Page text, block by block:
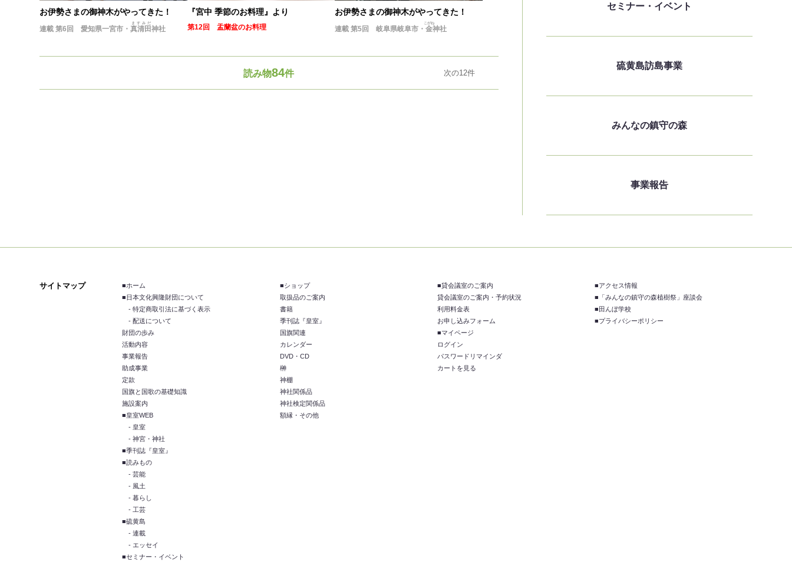
お伊勢さまの御神木がやってきた！
連載 第6回 愛知県一宮市・真清田
ますみだ
神社
『宮中 季節のお料理』より
第12回 盂蘭盆のお料理
お伊勢さまの御神木がやってきた！
連載 第5回 岐阜県岐阜市・金
こがね
神社
読み物84件 次の12件
セミナー・イベント
硫黄島訪島事業
みんなの鎮守の森
事業報告
サイトマップ
■ホーム
■日本文化興隆財団について
- 特定商取引法に基づく表示
- 配送について
財団の歩み
活動内容
事業報告
助成事業
定款
国旗と国歌の基礎知識
施設案内
■皇室WEB
- 皇室
- 神宮・神社
■季刊誌『皇室』
■読みもの
- 芸能
- 風土
- 暮らし
- 工芸
■硫黄島
- 連載
- エッセイ
■セミナー・イベント
■ショップ
取扱品のご案内
書籍
季刊誌『皇室』
国旗関連
カレンダー
DVD・CD
榊
神棚
神社関係品
神社検定関係品
額縁・その他
■貸会議室のご案内
貸会議室のご案内・予約状況
利用料金表
お申し込みフォーム
■マイページ
ログイン
パスワードリマインダ
カートを見る
■アクセス情報
■「みんなの鎮守の森植樹祭」座談会
■田んぼ学校
■プライバシーポリシー